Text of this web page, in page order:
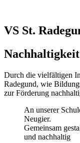
VS St.
Durch die vielfältigen
Radegund, wie
zur Förderung
An unserer
Neugier.
Gemeinsam
und nachhaltig